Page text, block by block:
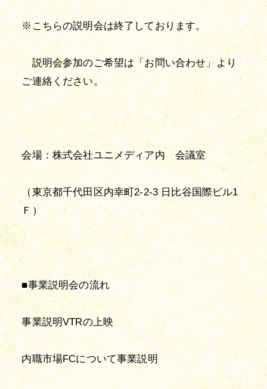
※こちらの説明会は終了しております。
説明会参加のご希望は「お問い合わせ」より
ご連絡ください。
会場：株式会社ユニメディア内　会議室
（東京都千代田区内幸町2-2-3 日比谷国際ビル1
Ｆ）
■事業説明会の流れ
事業説明VTRの上映
内職市場FCについて事業説明